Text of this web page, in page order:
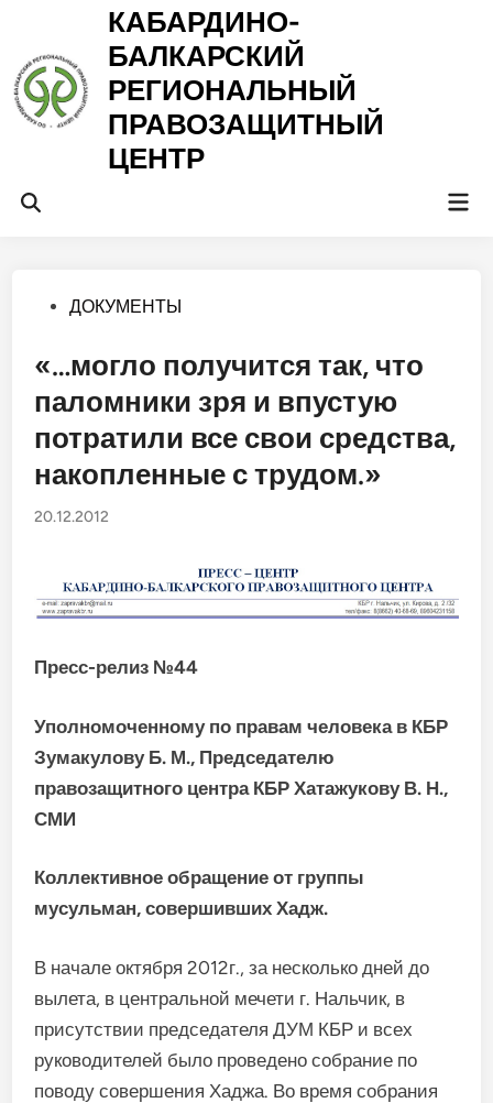
содержимому
КАБАРДИНО-
БАЛКАРСКИЙ
РЕГИОНАЛЬНЫЙ
ПРАВОЗАЩИТНЫЙ
ЦЕНТР
Открыть
Опубликовано
ДОКУМЕНТЫ
«…могло получится так, что
паломники зря и впустую
потратили все свои средства,
накопленные с трудом.»
20.12.2012
Пресс-релиз №44
Уполномоченному по правам человека в КБР
Зумакулову Б. М., Председателю
правозащитного центра КБР Хатажукову В. Н.,
СМИ
Коллективное обращение от группы
мусульман, совершивших Хадж.
В начале октября 2012г., за несколько дней до
вылета, в центральной мечети г. Нальчик, в
присутствии председателя ДУМ КБР и всех
руководителей было проведено собрание по
поводу совершения Хаджа. Во время собрания